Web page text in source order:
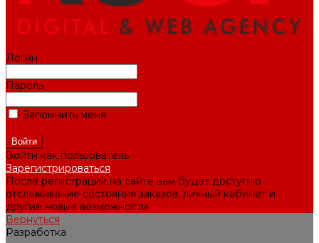
Логин
Пароль
Запомнить меня
Войти как пользователь
Зарегистрироваться
После регистрации на сайте вам будет доступно
отслеживание состояния заказов, личный кабинет и
другие новые возможности
Вернуться
Разработка